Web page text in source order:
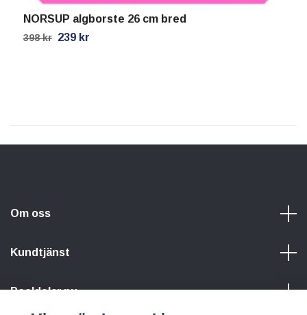
NORSUP algborste 26 cm bred
398 kr 239 kr
Om oss
Kundtjänst
Pooldelar.nu